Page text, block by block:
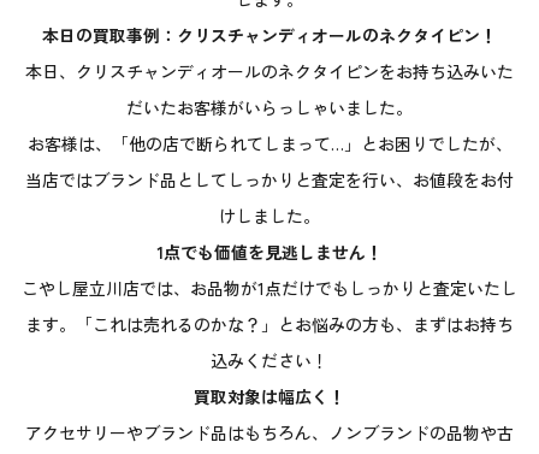
本日の買取事例：クリスチャンディオールのネクタイピン！
本日、クリスチャンディオールのネクタイピンをお持ち込みいた
だいたお客様がいらっしゃいました。
お客様は、「他の店で断られてしまって…」とお困りでしたが、
当店ではブランド品としてしっかりと査定を行い、お値段をお付
けしました。
1点でも価値を見逃しません！
こやし屋立川店では、お品物が1点だけでもしっかりと査定いたし
ます。「これは売れるのかな？」とお悩みの方も、まずはお持ち
込みください！
買取対象は幅広く！
アクセサリーやブランド品はもちろん、ノンブランドの品物や古